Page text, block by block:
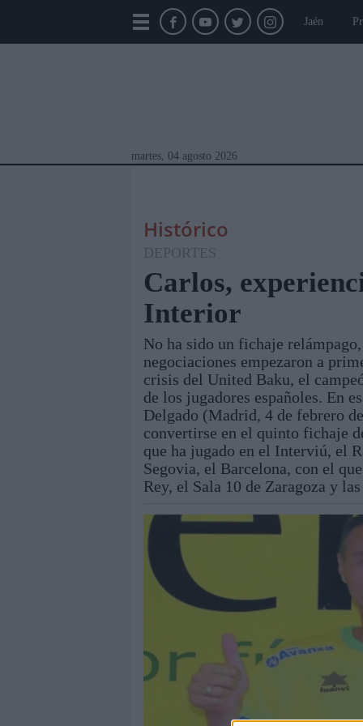
Jaén
martes, 04 agosto 2026
Módulos Portada Jaén
Histórico
DEPORTES
Carlos,
Interior
No ha sido un fichaje
negociaciones empezaron a
crisis del United Baku, el
de los jugadores españoles. En
Delgado (Madrid, 4 de febrero
convertirse en el quinto fichaje
que ha jugado en el Interviú, el
Segovia, el Barcelona, con el
Rey, el Sala 10 de Zaragoza y